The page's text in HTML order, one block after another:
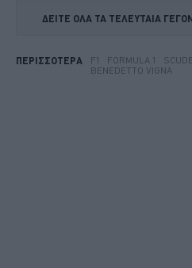
ΔΕΙΤΕ ΟΛΑ ΤΑ ΤΕΛΕΥΤΑΙΑ
ΠΕΡΙΣΣΟΤΕΡΑ F1 FORMULA 1
BENEDETTO VIGNA